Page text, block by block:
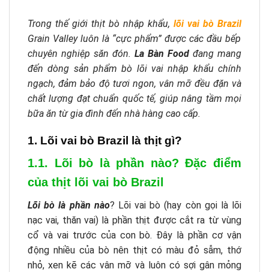
Trong thế giới thịt bò nhập khẩu, lõi vai bò Brazil
Grain Valley luôn là “cực phẩm” được các đầu bếp
chuyên nghiệp săn đón. La Bàn Food đang mang
đến dòng sản phẩm bò lõi vai nhập khẩu chính
ngạch, đảm bảo độ tươi ngon, vân mỡ đều đặn và
chất lượng đạt chuẩn quốc tế, giúp nâng tầm mọi
bữa ăn từ gia đình đến nhà hàng cao cấp.
1. Lõi vai bò Brazil là thịt gì?
1.1. Lõi bò là phần nào? Đặc điểm
của thịt lõi vai bò Brazil
Lõi bò là phần nào? Lõi vai bò (hay còn gọi là lõi
nạc vai, thăn vai) là phần thịt được cắt ra từ vùng
cổ và vai trước của con bò. Đây là phần cơ vận
động nhiều của bò nên thịt có màu đỏ sẫm, thớ
nhỏ, xen kẽ các vân mỡ và luôn có sợi gân mỏng